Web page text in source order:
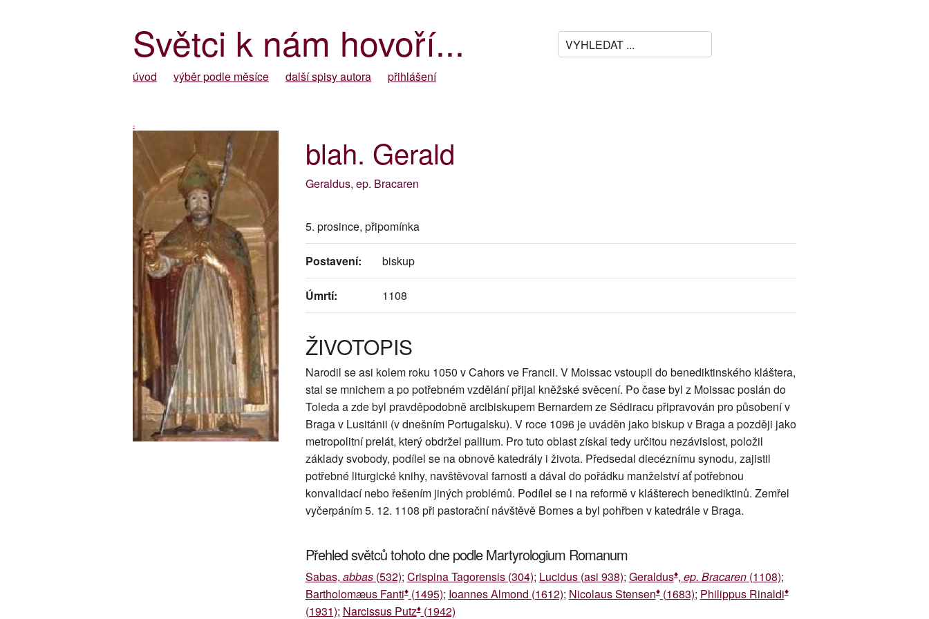
Světci k nám hovoří...
úvod výběr podle měsíce další spisy autora přihlášení
-
blah. Gerald
Geraldus, ep. Bracaren
5. prosince, připomínka
Postavení: biskup
Úmrtí: 1108
ŽIVOTOPIS
Narodil se asi kolem roku 1050 v Cahors ve Francii. V Moissac vstoupil do benediktinského kláštera,
stal se mnichem a po potřebném vzdělání přijal kněžské svěcení. Po čase byl z Moissac poslán do
Toleda a zde byl pravděpodobně arcibiskupem Bernardem ze Sédiracu připravován pro působení v
Braga v Lusitánii (v dnešním Portugalsku). V roce 1096 je uváděn jako biskup v Braga a později jako
metropolitní prelát, který obdržel pallium. Pro tuto oblast získal tedy určitou nezávislost, položil
základy svobody, podílel se na obnově katedrály i života. Předsedal diecéznímu synodu, zajistil
potřebné liturgické knihy, navštěvoval farnosti a dával do pořádku manželství ať potřebnou
konvalidací nebo řešením jiných problémů. Podílel se i na reformě v klášterech benediktinů. Zemřel
vyčerpáním 5. 12. 1108 při pastorační návštěvě Bornes a byl pohřben v katedrále v Braga.
Přehled světců tohoto dne podle Martyrologium Romanum
Sabas, abbas(532); Crispina Tagorensis (304); Lucidus (asi 938); Geraldus♦, ep. Bracaren(1108);
Bartholomæus Fanti♦(1495); Ioannes Almond (1612); Nicolaus Stensen♦(1683); Philippus Rinaldi♦
(1931); Narcissus Putz♦(1942)